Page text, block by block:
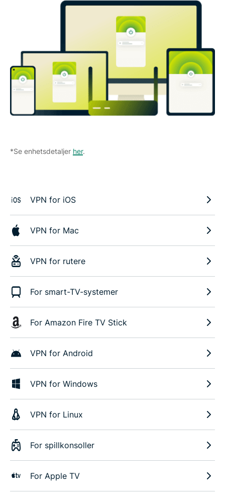
*Se enhetsdetaljer her.
VPN for iOS
VPN for Mac
VPN for rutere
For smart-TV-systemer
For Amazon Fire TV Stick
VPN for Android
VPN for Windows
VPN for Linux
For spillkonsoller
For Apple TV